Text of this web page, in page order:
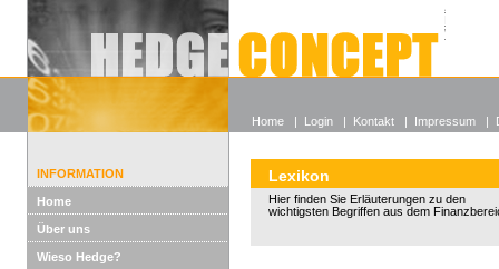
Alle
Wieso
INFORMATION
Home
Über uns
Wieso Hedge?
Lexikon
Hier finden Sie Erläuterungen zu den
wichtigsten Begriffen aus dem
Home | Login | Kontakt | Impressum |